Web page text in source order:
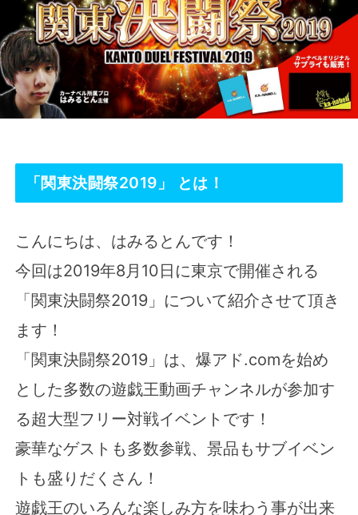
「関東決闘祭2019」 とは！
こんにちは、はみるとんです！
今回は2019年8月10日に東京で開催される
「関東決闘祭2019」について紹介させて頂き
ます！
「関東決闘祭2019」は、爆アド.comを始め
とした多数の遊戯王動画チャンネルが参加す
る超大型フリー対戦イベントです！
豪華なゲストも多数参戦、景品もサブイベン
トも盛りだくさん！
遊戯王のいろんな楽しみ方を味わう事が出来